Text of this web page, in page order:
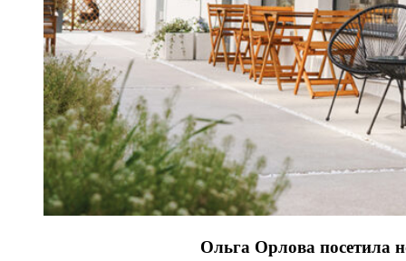
Ольга Орлова посетила